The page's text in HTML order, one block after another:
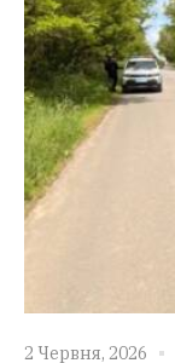
2 Червня, 2026